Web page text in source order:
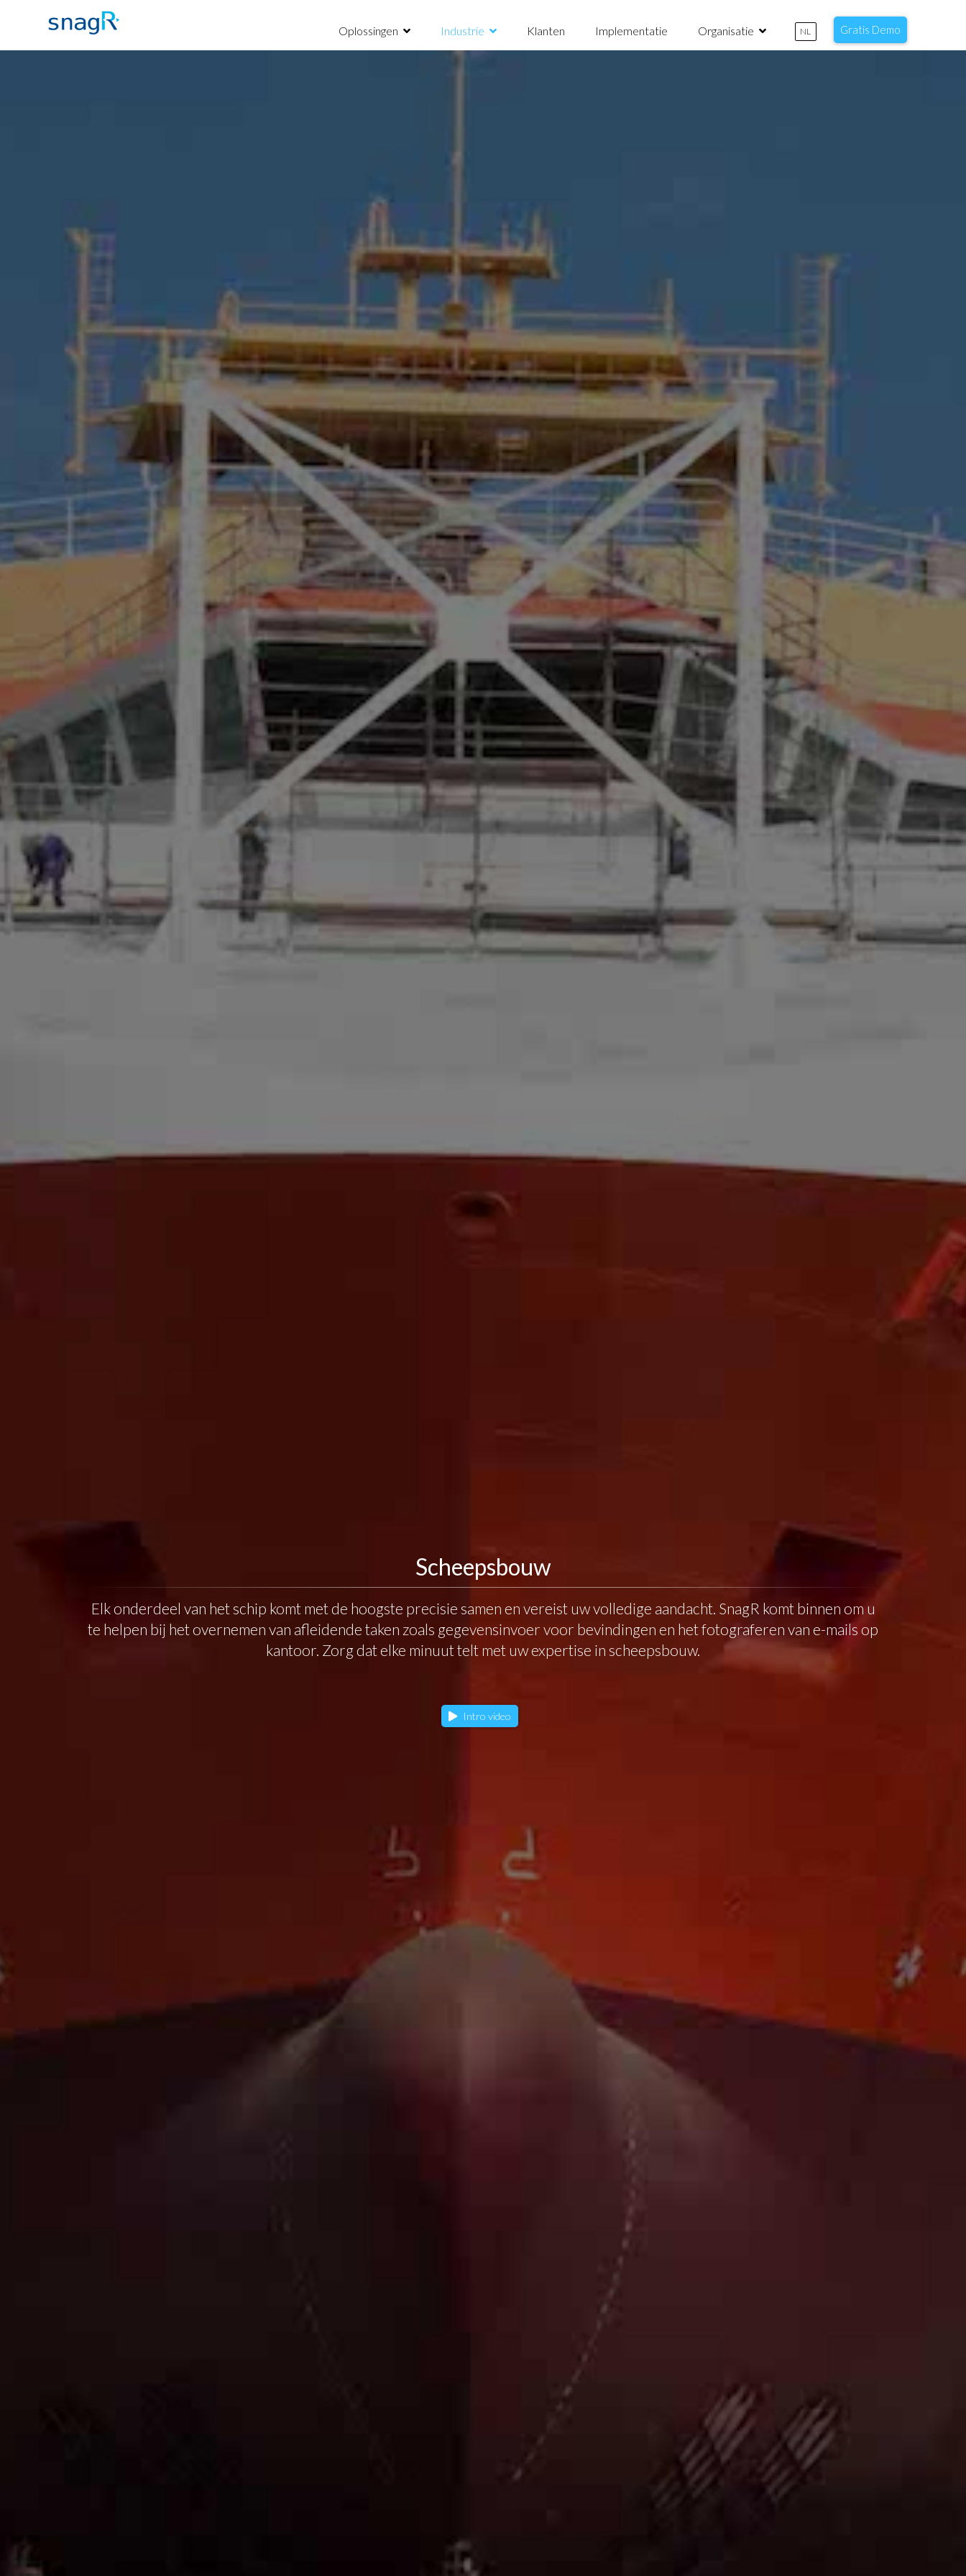
Oplossingen Industrie Klanten Implementatie Organisatie NL Gratis Demo
Scheepsbouw
Elk onderdeel van het schip komt met de hoogste precisie samen en vereist uw volledige aandacht. SnagR komt binnen om u
te helpen bij het overnemen van afleidende taken zoals gegevensinvoer voor bevindingen en het fotograferen van e-mails op
kantoor. Zorg dat elke minuut telt met uw expertise in scheepsbouw.
Intro video